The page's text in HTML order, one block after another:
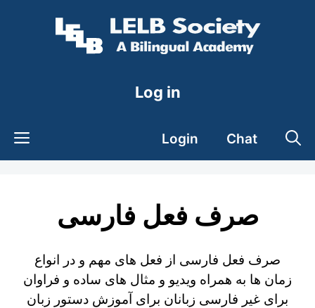
Log in
Login Chat
صرف فعل فارسی
صرف فعل فارسی از فعل های مهم و در انواع
زمان ها به همراه ویدیو و مثال های ساده و فراوان
برای غیر فارسی زبانان برای آموزش دستور زبان